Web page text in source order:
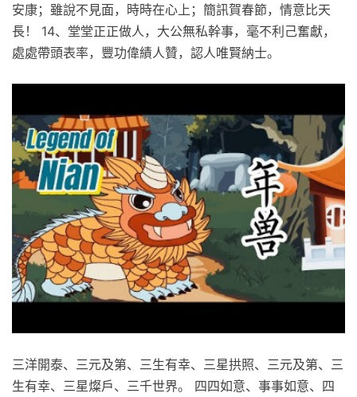
安康；雖說不見面，時時在心上；簡訊賀春節，情意比天
長！ 14、堂堂正正做人，大公無私幹事，毫不利己奮獻，
處處帶頭表率，豐功偉績人贊，認人唯賢納士。
三洋開泰、三元及第、三生有幸、三星拱照、三元及第、三
生有幸、三星燦戶、三千世界。 四四如意、事事如意、四